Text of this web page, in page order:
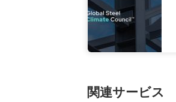
関連サービス